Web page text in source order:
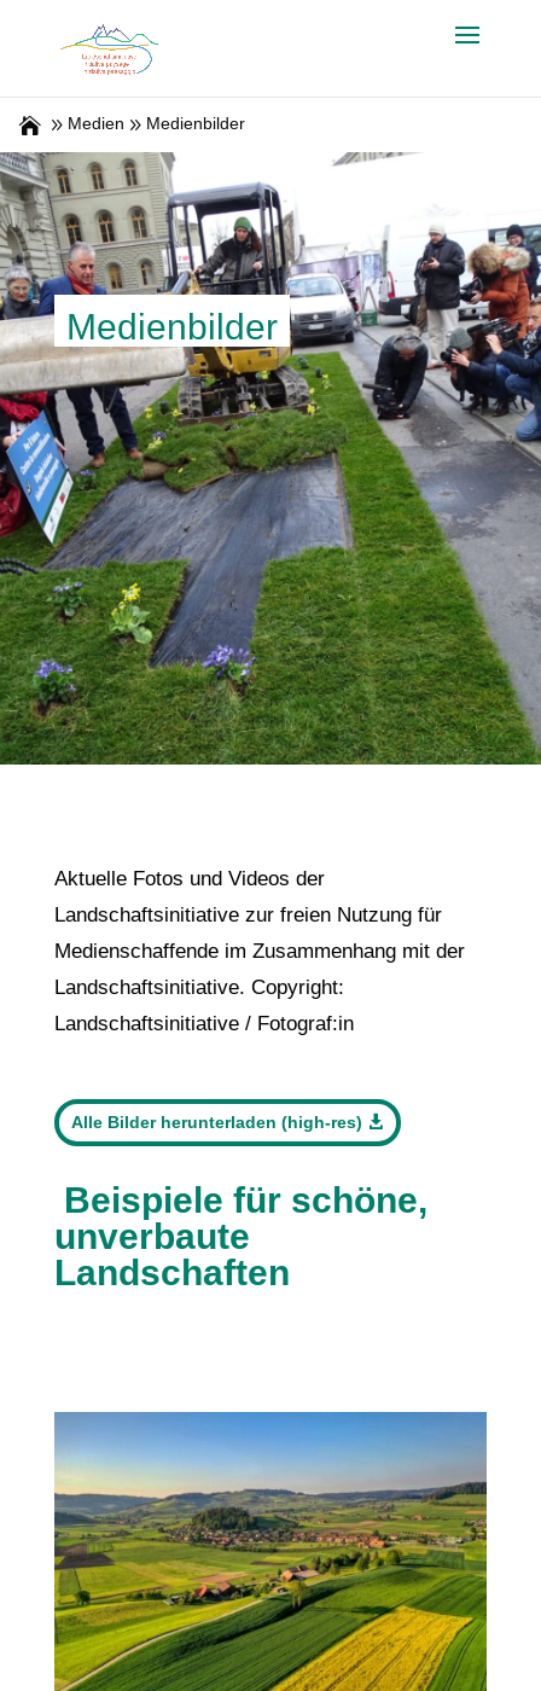
Medien Medienbilder
Medienbilder
Aktuelle Fotos und Videos der
Landschaftsinitiative zur freien Nutzung für
Medienschaffende im Zusammenhang mit der
Landschaftsinitiative. Copyright:
Landschaftsinitiative / Fotograf:in
Alle Bilder herunterladen (high-res)
Beispiele für schöne,
unverbaute
Landschaften